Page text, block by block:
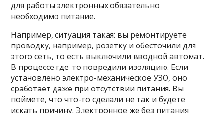
для работы электронных обязательно
необходимо питание.
Например, ситуация такая: вы ремонтируете
проводку, например, розетку и обесточили для
этого сеть, то есть выключили вводной автомат.
В процессе где-то повредили изоляцию. Если
установлено электро-механическое УЗО, оно
сработает даже при отсутствии питания. Вы
поймете, что что-то сделали не так и будете
искать причину. Электронное же без питания